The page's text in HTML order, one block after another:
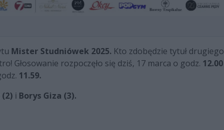
Mister Studniówek 2025. Kto zdobędzie tytuł drugiego
Głosowanie rozpoczęło się dziś, 17 marca o godz. 12.00
11.59.
i Borys Giza (3).